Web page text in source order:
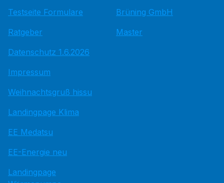
Testseite Formulare
Ratgeber
Datenschutz 1.6.2026
Impressum
Weihnachtsgruß hissu
Landingpage Klima
EE Medatsu
EE-Energie neu
Landingpage
Brüning GmbH
Master